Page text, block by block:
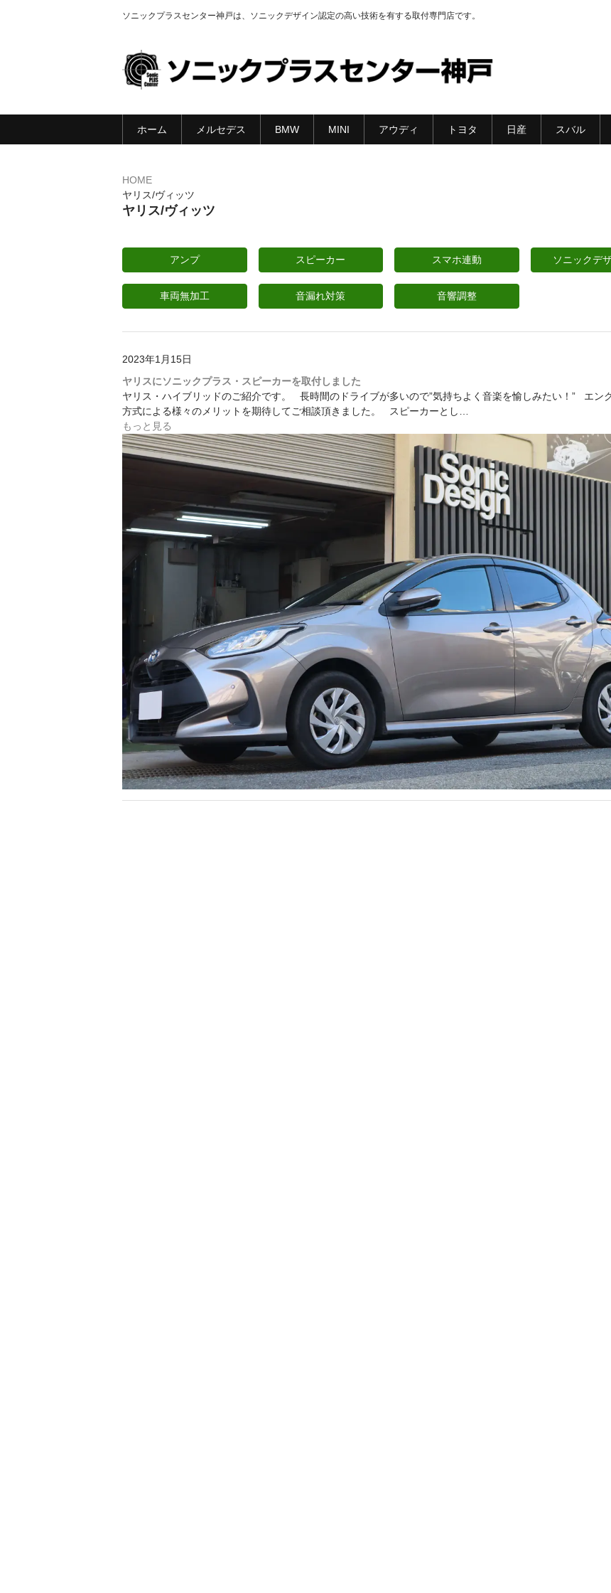
ソニックプラスセンター神戸は、ソニックデザイン認定の高い技術を有する取付専門店です。
ホーム メルセデス BMW MINI アウディ トヨタ 日産 スバル
HOME
ヤリス/ヴィッツ
ヤリス/ヴィッツ
アンプ スピーカー スマホ連動 ソニックデ
車両無加工 音漏れ対策 音響調整
2023年1月15日
ヤリスにソニックプラス・スピーカーを取付しました
ヤリス・ハイブリッドのご紹介です。 長時間のドライブが多いので”気持ちよく音楽を愉しみたい！” エン
方式による様々のメリットを期待してご相談頂きました。 スピーカーとし…
もっと見る